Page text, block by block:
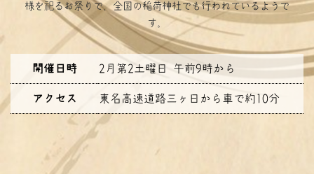
様を祀るお祭りで、全国の稲荷神社でも行われているようで
す。
開催日時 2月第2土曜日 午前9時から
アクセス 東名高速道路三ヶ日から車で約10分